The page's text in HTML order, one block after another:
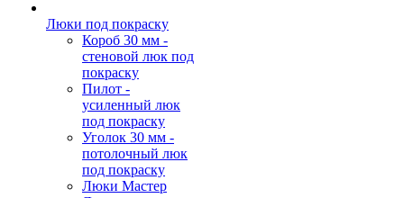
Люки под покраску
Короб 30 мм -
стеновой люк под
покраску
Пилот -
усиленный люк
под покраску
Уголок 30 мм -
потолочный люк
под покраску
Люки Мастер